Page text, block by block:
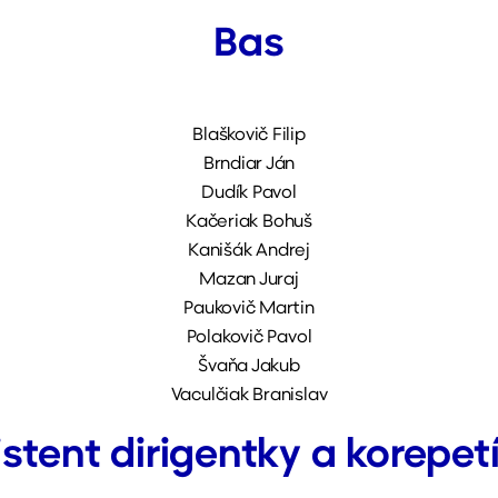
Bas
Blaškovič Filip
Brndiar Ján
Dudík Pavol
Kačeriak Bohuš
Kanišák Andrej
Mazan Juraj
Paukovič Martin
Polakovič Pavol
Švaňa Jakub
Vaculčiak Branislav
dirigentky a